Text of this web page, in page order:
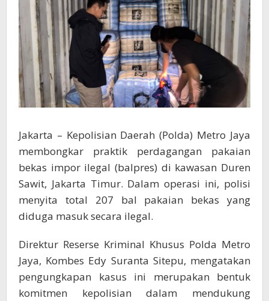
Jakarta – Kepolisian Daerah (Polda) Metro Jaya
membongkar praktik perdagangan pakaian
bekas impor ilegal (balpres) di kawasan Duren
Sawit, Jakarta Timur. Dalam operasi ini, polisi
menyita total 207 bal pakaian bekas yang
diduga masuk secara ilegal.
Direktur Reserse Kriminal Khusus Polda Metro
Jaya, Kombes Edy Suranta Sitepu, mengatakan
pengungkapan kasus ini merupakan bentuk
komitmen kepolisian dalam mendukung